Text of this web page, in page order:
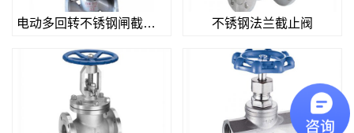
电动多回转不锈钢闸截止阀 不锈钢法兰截止阀